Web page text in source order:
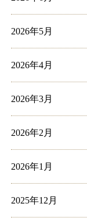
2026年5月
2026年4月
2026年3月
2026年2月
2026年1月
2025年12月